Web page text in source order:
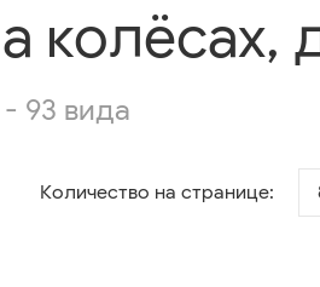
колёсах,
- 93 вида
Количество на странице: